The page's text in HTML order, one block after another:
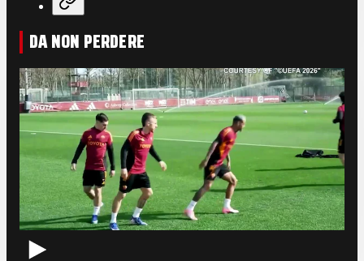
DA NON PERDERE